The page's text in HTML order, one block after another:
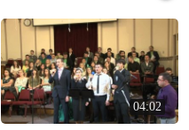
04:02